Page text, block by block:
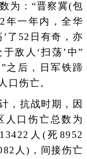
为：“晋察冀(包
年一年内，全华
了52日有奇，亦
敌人‘扫荡’中”
之后，日军铁蹄
口伤亡。
抗战时期，因
人口伤亡总数为
人(死8952
人)，间接伤亡